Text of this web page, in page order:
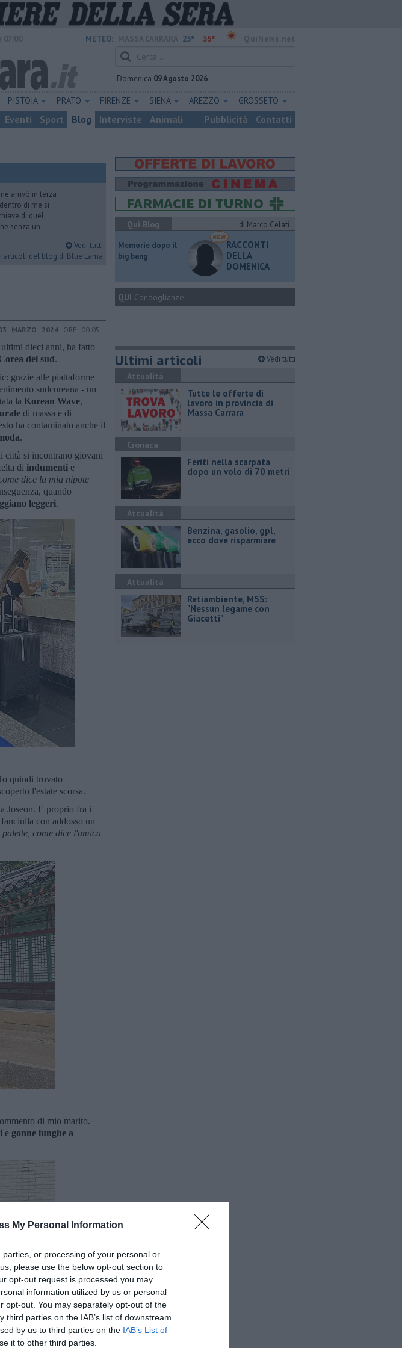
My Personal Information
or processing of your personal or
please use the below opt-out section to
opt-out request is processed you may
information utilized by us or personal
opt-out. You may separately opt-out of the
parties on the IAB’s list of downstream
by us to third parties on the IAB’s List of
it to other third parties.
METEO: 25° 35°
Domenica 09 Agosto 2026
PISTOIA PRATO FIRENZE SIENA AREZZO GROSSETO
Eventi Sport Blog Interviste Animali Pubblicità Contatti
arrivò in terza
di me si
di quel
senza un
Vedi tutti
articoli del blog di Blue Lama
MARZO 2024 ORE 00:05
ultimi dieci anni, ha fatto
del sud.
grazie alle piattaforme
sudcoreana - un
la Korean Wave,
di massa e di
ha contaminato anche il
.
città si incontrano giovani
di indumenti e
dice la mia nipote
quando
leggeri.
quindi trovato
l'estate scorsa.
Joseon. E proprio fra i
con addosso un
come dice l'amica
di mio marito.
e gonne lunghe a
Qui Blog
di Marco Celati
Memorie dopo il
big bang
RACCONTI
DELLA
DOMENICA
QUI Condoglianze
Ultimi articoli Vedi tutti
Attualità
​Tutte le offerte di
lavoro in provincia di
Massa Carrara
Cronaca
Feriti nella scarpata
dopo un volo di 70 metri
Attualità
​Benzina, gasolio, gpl,
ecco dove risparmiare
Attualità
Retiambiente, M5S:
"Nessun legame con
Giacetti"